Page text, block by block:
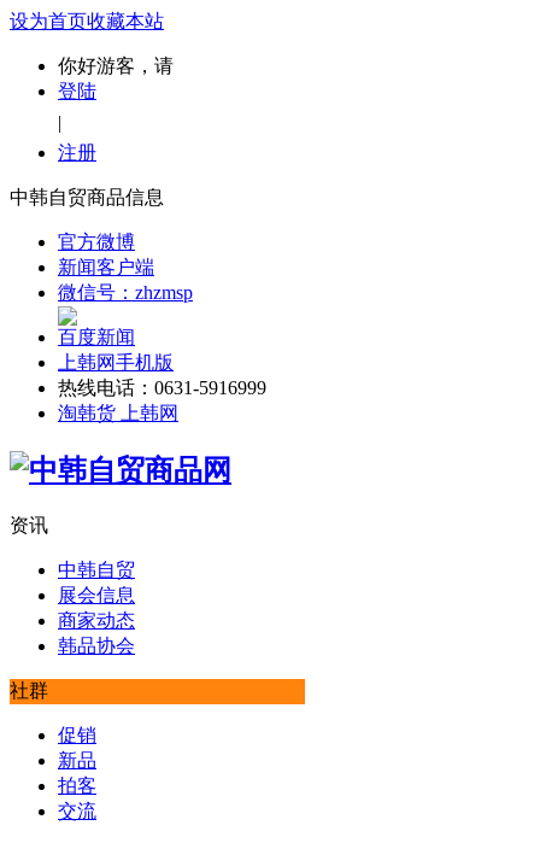
设为首页收藏本站
你好游客，请
登陆
|
注册
中韩自贸商品信息
官方微博
新闻客户端
微信号：zhzmsp
百度新闻
上韩网手机版
热线电话：0631-5916999
淘韩货 上韩网
资讯
中韩自贸
展会信息
商家动态
韩品协会
社群
促销
新品
拍客
交流